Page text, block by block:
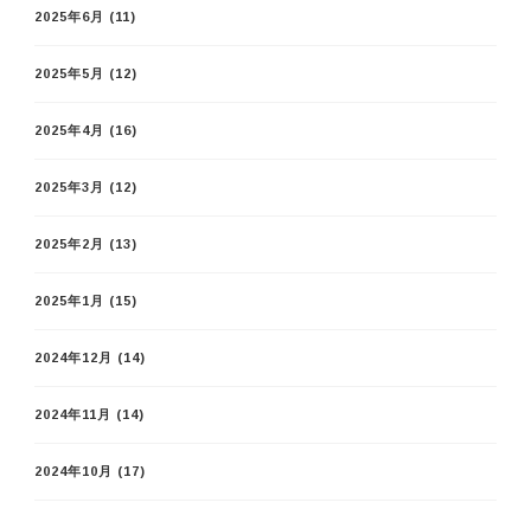
2025年6月 (11)
2025年5月 (12)
2025年4月 (16)
2025年3月 (12)
2025年2月 (13)
2025年1月 (15)
2024年12月 (14)
2024年11月 (14)
2024年10月 (17)